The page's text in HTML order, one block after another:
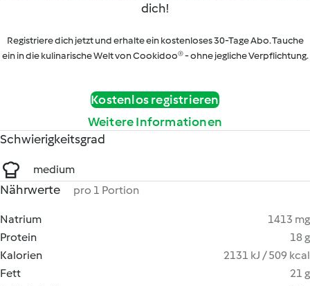
dich!
Registriere dich jetzt und erhalte ein kostenloses 30-Tage Abo. Tauche
ein in die kulinarische Welt von Cookidoo® - ohne jegliche Verpflichtung.
Kostenlos registrieren
Weitere Informationen
Schwierigkeitsgrad
medium
Nährwerte pro 1 Portion
Natrium
1413 mg
Protein
18 g
Kalorien
2131 kJ / 509 kcal
Fett
21 g